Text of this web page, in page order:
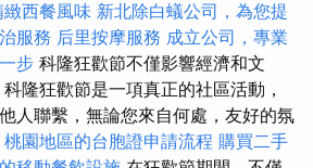
西餐風味 新北除白蟻公司，為您提
服務 后里按摩服務 成立公司，專業
步 科隆狂歡節不僅影響經濟和文
隆狂歡節是一項真正的社區活動，
人聯繫，無論您來自何處，友好的氛
桃園地區的台胞證申請流程 購買二手